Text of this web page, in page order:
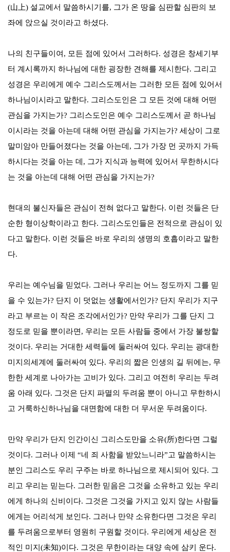
(山上) 설교에서 말씀하시기를, 그가 온 땅을 심판할 심판의 보
좌에 앉으실 것이라고 하셨다.
나의 친구들이여 , 모든 점에 있어서 그러하다. 성경은 창세기부
터 계시록까지 하나님에 대한 굉장한 견해를 제시한다. 그리고
성경은 우리에게 예수 그리스도께서는 그러한 모든 점에 있어서
하나님이시라고 말한다. 그리스도인은 그 모든 것에 대해 어떤
관심을 가지는가? 그리스도인은 예수 그리스도께서 곧 하나님
이시라는 것을 아는데 대해 어떤 관심을 가지는가? 세상이 그로
말미암아 만들어졌다는 것을 아는데 , 그가 가장 먼 곳까지 가득
하시다는 것을 아는 데 , 그가 지식과 능력에 있어서 무한하시다
는 것을 아는데 대해 어떤 관심을 가지는가?
현대의 불신자들은 관심이 전혀 없다고 말한다. 이런 것들은 단
순한 형이상학이라고 한다. 그리스도인들은 전적으로 관심이 있
다고 말한다. 이런 것들은 바로 우리의 생명의 호흡이라고 말한
다.
우리는 예수님을 믿었다. 그러나 우리는 어느 정도까지 그를 믿
을 수 있는가? 단지 이 덧없는 생활에서인가? 단지 우리가 지구
라고 부르는 이 작은 조각에서인가? 만약 우리가 그를 단지 그
정도로 믿을 뿐이라면 , 우리는 모든 사람들 중에서 가장 불쌍할
것이다. 우리는 거대한 세력들에 둘러싸여 있다. 우리는 광대한
미지의세계에 둘러싸여 있다. 우리의 짧은 인생의 길 뒤에는, 무
한한 세계로 나아가는 고비가 있다. 그리고 여전히 우리는 두려
움 아래 있다. 그것은 단지 파멸의 두려움 뿐이 아니고 무한하시
고 거룩하신하나님을 대면함에 대한 더 무서운 두려움이다.
만약 우리가 단지 인간이신 그리스도만을 소유(所)한다면 그럴
것이다. 그러나 이제 “네 죄 사함을 받았느니라”고 말씀하시는
분인 그리스도 우리 구주는 바로 하나님으로 제시되어 있다. 그
리고 우리는 믿는다. 그러한 믿음은 그것을 소유하고 있는 우리
에게 하나의 신비이다. 그것은 그것을 가지고 있지 않는 사람들
에게는 어리석게 보인다. 그러나 만약 소유한다면 그것은 우리
를 두려움으로부터 영원히 구원할 것이다. 우리에게 세상은 전
적인 미지 (未知)이다. 그것은 무한이라는 대양 속에 삼키 운다.